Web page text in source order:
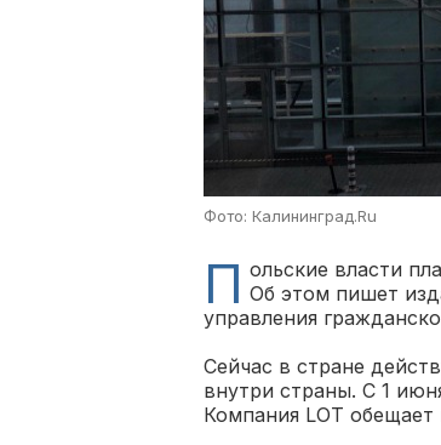
Фото: Калининград.Ru
П ольские власти
Об этом пишет
управления
Сейчас в стране
внутри страны. С 1
Компания LOT